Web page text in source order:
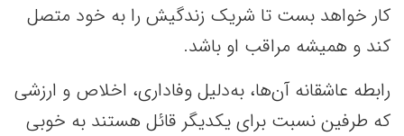
کار خواهد بست تا شریک زندگیش را به خود متصل
کند و همیشه مراقب او باشد.
رابطه عاشقانه آن‌ها، به‌دلیل وفاداری، اخلاص و ارزشی
که طرفین نسبت برای یکدیگر قائل هستند به خوبی